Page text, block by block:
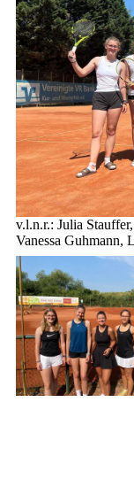
v.l.n.r.: Julia
Vanessa Guhmann,